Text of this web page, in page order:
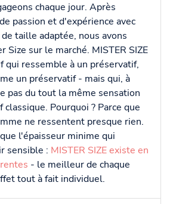
chaque jour. Après
passion et d'expérience avec
taille adaptée, nous avons
Size sur le marché. MISTER SIZE
qui ressemble à un préservatif,
un préservatif - mais qui, à
pas du tout la même sensation
Pourquoi ? Parce que
ne ressentent presque rien.
l'épaisseur minime qui
sensible : MISTER SIZE existe en
- le meilleur de chaque
tout à fait individuel.